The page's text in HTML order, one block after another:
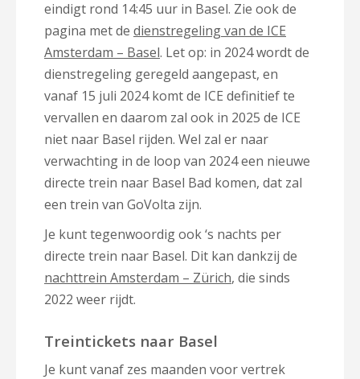
eindigt rond 14:45 uur in Basel. Zie ook de
pagina met de dienstregeling van de ICE
Amsterdam – Basel. Let op: in 2024 wordt de
dienstregeling geregeld aangepast, en
vanaf 15 juli 2024 komt de ICE definitief te
vervallen en daarom zal ook in 2025 de ICE
niet naar Basel rijden. Wel zal er naar
verwachting in de loop van 2024 een nieuwe
directe trein naar Basel Bad komen, dat zal
een trein van GoVolta zijn.
Je kunt tegenwoordig ook ‘s nachts per
directe trein naar Basel. Dit kan dankzij de
nachttrein Amsterdam – Zürich, die sinds
2022 weer rijdt.
Treintickets naar Basel
Je kunt vanaf zes maanden voor vertrek